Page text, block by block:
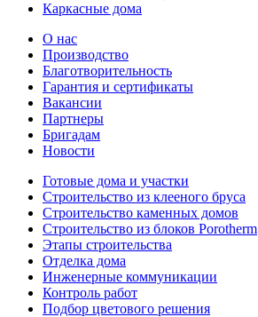
Каркасные дома
О нас
Производство
Благотворительность
Гарантия и сертификаты
Вакансии
Партнеры
Бригадам
Новости
Готовые дома и участки
Строительство из клееного бруса
Строительство каменных домов
Строительство из блоков Porotherm
Этапы строительства
Отделка дома
Инженерные коммуникации
Контроль работ
Подбор цветового решения